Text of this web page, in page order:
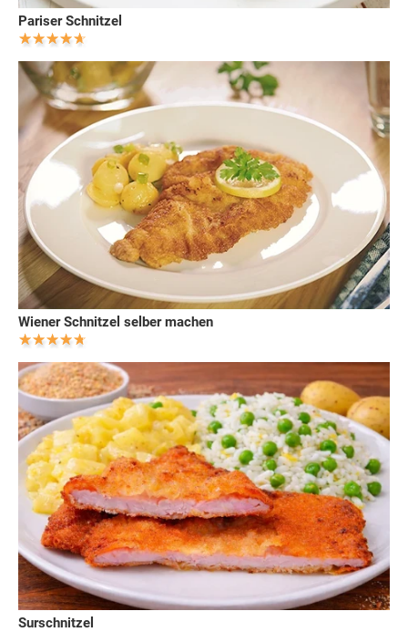
Pariser Schnitzel
Wiener Schnitzel selber machen
Surschnitzel